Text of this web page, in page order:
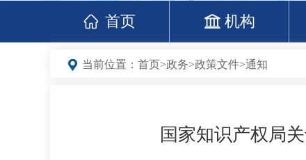
首页 机构
当前位置： 首页>政务>政策文件>通知
国家知识产权局